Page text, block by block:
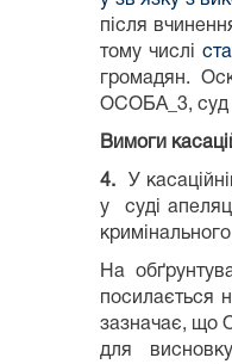
після
тому числі
громадян.
ОСОБА_3, суд
Вимоги
4. У
у суді
На
посилається
зазначає, що
для